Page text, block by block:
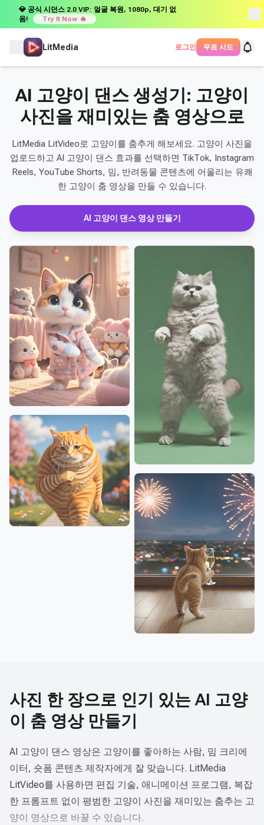
💎 공식 시던스 2.0 VIP: 얼굴 복원, 1080p, 대기 없
음!
Try It Now 🔥
LitMedia 로그인 무료 시도
AI 고양이 댄스 생성기: 고양이
사진을 재미있는 춤 영상으로
LitMedia LitVideo로 고양이를 춤추게 해보세요. 고양이 사진을
업로드하고 AI 고양이 댄스 효과를 선택하면 TikTok, Instagram
Reels, YouTube Shorts, 밈, 반려동물 콘텐츠에 어울리는 유쾌
한 고양이 춤 영상을 만들 수 있습니다.
AI 고양이 댄스 영상 만들기
커무산 댄스
지금 만들기
함께 스윙
지금 만들기
사진 한 장으로 인기 있는 AI 고양
이 춤 영상 만들기
AI 고양이 댄스 영상은 고양이를 좋아하는 사람, 밈 크리에
이터, 숏폼 콘텐츠 제작자에게 잘 맞습니다. LitMedia
LitVideo를 사용하면 편집 기술, 애니메이션 프로그램, 복잡
한 프롬프트 없이 평범한 고양이 사진을 재미있는 춤추는 고
양이 영상으로 바꿀 수 있습니다.